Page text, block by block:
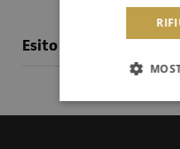
Esito selezione